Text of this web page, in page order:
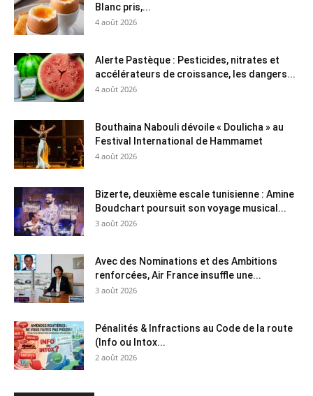
Blanc pris,...
4 août 2026
Alerte Pastèque : Pesticides, nitrates et
accélérateurs de croissance, les dangers...
4 août 2026
Bouthaina Nabouli dévoile « Doulicha » au
Festival International de Hammamet
4 août 2026
Bizerte, deuxième escale tunisienne : Amine
Boudchart poursuit son voyage musical...
3 août 2026
Avec des Nominations et des Ambitions
renforcées, Air France insuffle une...
3 août 2026
Pénalités & Infractions au Code de la route
(Info ou Intox...
2 août 2026